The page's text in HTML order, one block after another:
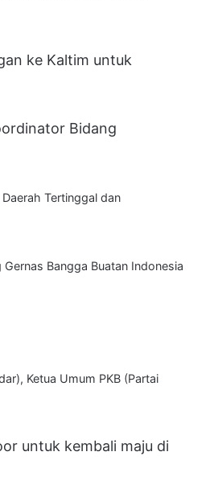
ke Kaltim untuk
Bidang
Tertinggal dan
Bangga Buatan Indonesia
Ketua Umum PKB (Partai
untuk kembali maju di